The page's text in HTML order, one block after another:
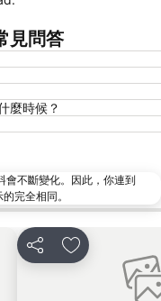
站
公園
堂
站
府
館
見問答
麼時候？
會不斷變化。因此，你連到
完全相同。
分享 放到收藏夾